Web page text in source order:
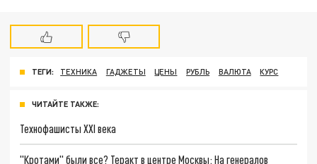
ТЕГИ: ТЕХНИКА ГАДЖЕТЫ ЦЕНЫ РУБЛЬ ВАЛЮТА КУРС
ЧИТАЙТЕ ТАКЖЕ:
Технофашисты XXI века
"Кротами" были все? Теракт в центре Москвы: На генералов